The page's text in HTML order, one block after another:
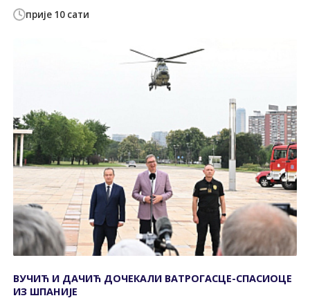
прије 10 сати
ВУЧИЋ И ДАЧИЋ ДОЧЕКАЛИ ВАТРОГАСЦЕ-СПАСИОЦЕ
ИЗ ШПАНИЈЕ